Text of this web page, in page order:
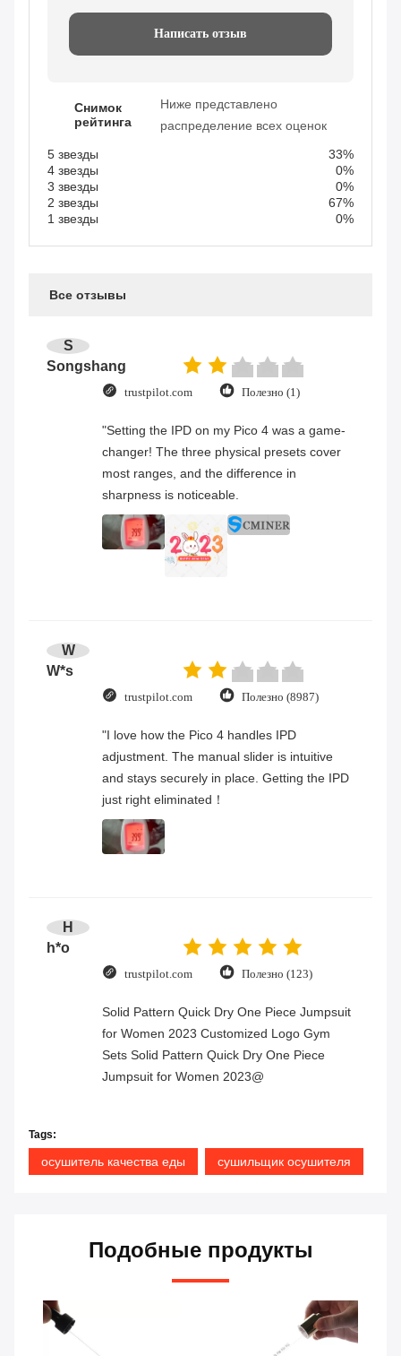
Написать отзыв
Снимок
рейтинга
Ниже представлено
распределение всех оценок
5 звезды
33%
4 звезды
0%
3 звезды
0%
2 звезды
67%
1 звезды
0%
Все отзывы
S
Songshang
trustpilot.com Полезно (1)
"Setting the IPD on my Pico 4 was a game-
changer! The three physical presets cover
most ranges, and the difference in
sharpness is noticeable.
W
W*s
trustpilot.com Полезно (8987)
"I love how the Pico 4 handles IPD
adjustment. The manual slider is intuitive
and stays securely in place. Getting the IPD
just right eliminated！
H
h*o
trustpilot.com Полезно (123)
Solid Pattern Quick Dry One Piece Jumpsuit
for Women 2023 Customized Logo Gym
Sets Solid Pattern Quick Dry One Piece
Jumpsuit for Women 2023@
Tags:
осушитель качества еды сушильщик осушителя
Подобные продукты